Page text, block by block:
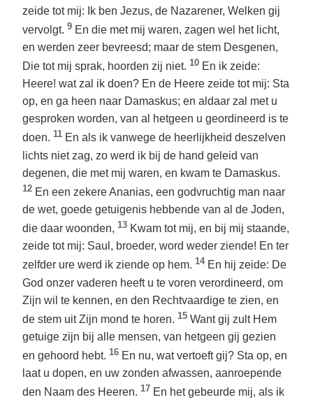
zeide tot mij: Ik ben Jezus, de Nazarener, Welken gij
vervolgt. 9 En die met mij waren, zagen wel het licht,
en werden zeer bevreesd; maar de stem Desgenen,
Die tot mij sprak, hoorden zij niet. 10 En ik zeide:
Heere! wat zal ik doen? En de Heere zeide tot mij: Sta
op, en ga heen naar Damaskus; en aldaar zal met u
gesproken worden, van al hetgeen u geordineerd is te
doen. 11 En als ik vanwege de heerlijkheid deszelven
lichts niet zag, zo werd ik bij de hand geleid van
degenen, die met mij waren, en kwam te Damaskus.
12 En een zekere Ananias, een godvruchtig man naar
de wet, goede getuigenis hebbende van al de Joden,
die daar woonden, 13 Kwam tot mij, en bij mij staande,
zeide tot mij: Saul, broeder, word weder ziende! En ter
zelfder ure werd ik ziende op hem. 14 En hij zeide: De
God onzer vaderen heeft u te voren verordineerd, om
Zijn wil te kennen, en den Rechtvaardige te zien, en
de stem uit Zijn mond te horen. 15 Want gij zult Hem
getuige zijn bij alle mensen, van hetgeen gij gezien
en gehoord hebt. 16 En nu, wat vertoeft gij? Sta op, en
laat u dopen, en uw zonden afwassen, aanroepende
den Naam des Heeren. 17 En het gebeurde mij, als ik